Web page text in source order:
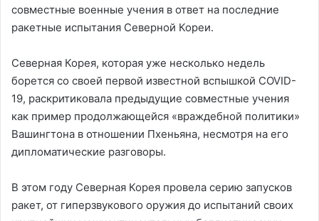
совместные военные учения в ответ на последние
ракетные испытания Северной Кореи.
Северная Корея, которая уже несколько недель
борется со своей первой известной вспышкой COVID-
19, раскритиковала предыдущие совместные учения
как пример продолжающейся «враждебной политики»
Вашингтона в отношении Пхеньяна, несмотря на его
дипломатические разговоры.
В этом году Северная Корея провела серию запусков
ракет, от гиперзвукового оружия до испытаний своих